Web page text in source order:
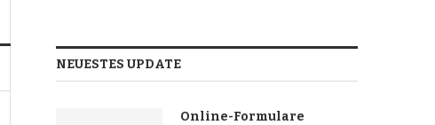
NEUESTES UPDATE
Online-Formulare